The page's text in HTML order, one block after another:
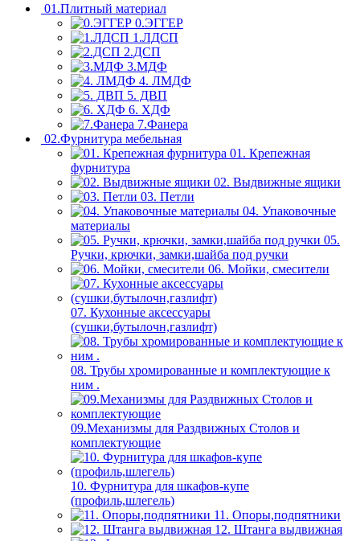
01.Плитный материал
0.ЭГГЕР
1.ЛДСП
2.ДСП
3.МДФ
4. ЛМДФ
5. ДВП
6. ХДФ
7.Фанера
02.Фурнитура мебельная
01. Крепежная
фурнитура
02. Выдвижные ящики
03. Петли
04. Упаковочные
материалы
05.
Ручки, крючки, замки,шайба под ручки
06. Мойки, смесители
07. Кухонные аксессуары
(сушки,бутылочн,газлифт)
08. Трубы хромированные и комплектующие к
ним .
09.Механизмы для Раздвижных Столов и
комплектующие
10. Фурнитура для шкафов-купе
(профиль,шлегель)
11. Опоры,подпятники
12. Штанга выдвижная